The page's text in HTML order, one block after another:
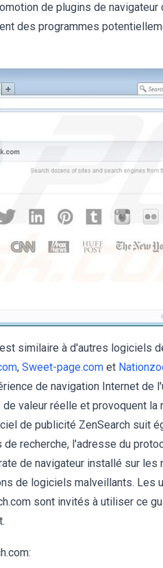
de plugins de navigateur
des programmes
similaire à d'autres logiciels
, Sweet-page.com et
de navigation Internet de
valeur réelle et provoquent
de publicité ZenSearch suit
recherche, l'adresse du
de navigateur installé sur
de logiciels malveillants. Les
sont invités à utiliser ce